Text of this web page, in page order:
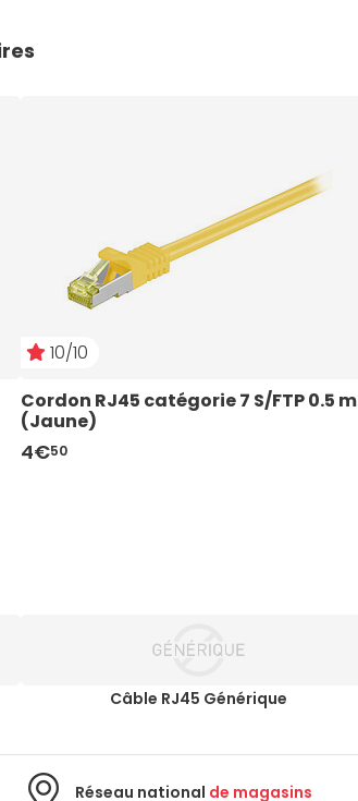
10/10
Cordon RJ45 catégorie 7 S/FTP 0.5 m
(Jaune)
4€50
Câble RJ45 Générique
Réseau national de magasins